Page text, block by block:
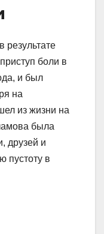
результате
боли в
и был
на
из жизни на
была
друзей и
пустоту в